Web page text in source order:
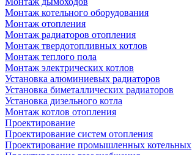
Монтаж котельного оборудования
Монтаж отопления
Монтаж радиаторов отопления
Монтаж твердотопливных котлов
Монтаж теплого пола
Монтаж электрических котлов
Установка алюминиевых радиаторов
Установка биметаллических радиаторов
Установка дизельного котла
Монтаж котлов отопления
Проектирование
Проектирование систем отопления
Проектирование промышленных котельных